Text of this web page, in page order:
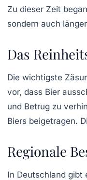
Zu dieser Zeit
sondern auch
Das
Die wichtigste
vor, dass Bier
und Betrug zu
Biers beigetragen.
Regionale
In Deutschland gibt